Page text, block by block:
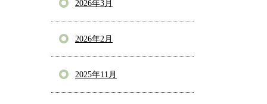
2026年3月
2026年2月
2025年11月